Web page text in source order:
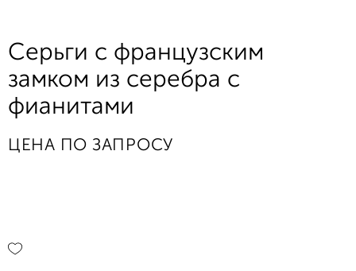
Серьги с французским
замком из серебра с
фианитами
ЦЕНА ПО ЗАПРОСУ